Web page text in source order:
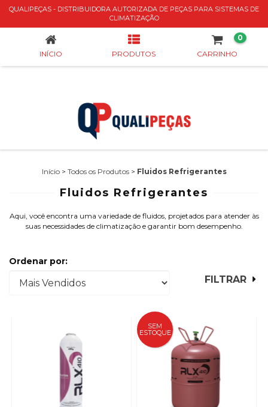
QUALIPEÇAS - DISTRIBUIDORA AUTORIZADA DE PEÇAS PARA SISTEMAS DE
CLIMATIZAÇÃO
FLUIDOS REFRIGERANTES
INÍCIO PRODUTOS CARRINHO
0
Início > Todos os Produtos > Fluidos Refrigerantes
Fluidos Refrigerantes
Aqui, você encontra uma variedade de fluidos, projetados para atender às
suas necessidades de climatização e garantir bom desempenho.
Ordenar por:
FILTRAR
SEM
ESTOQUE